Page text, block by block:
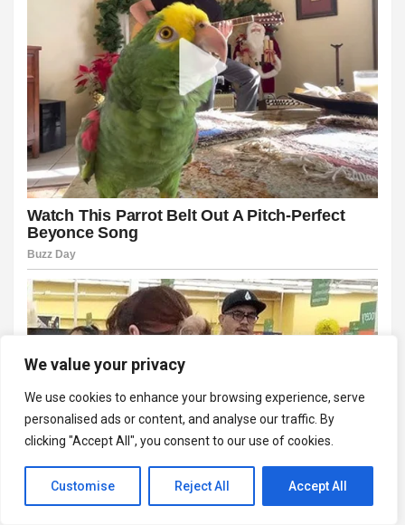
We value your privacy
We use cookies to enhance your browsing experience, serve
personalised ads or content, and analyse our traffic. By
clicking "Accept All", you consent to our use of cookies.
Customise Reject All Accept All